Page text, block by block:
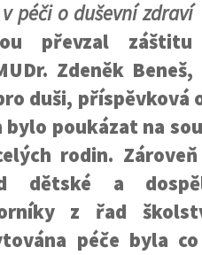
péči o duševní zdraví
převzal záštitu
Zdeněk Beneš,
duši, příspěvková
poukázat na
rodin.
dětské a
z řad
péče byla